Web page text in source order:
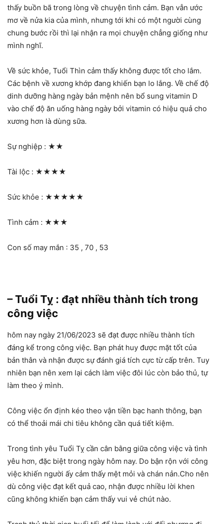
thấy buồn bã trong lòng về chuyện tình cảm. Bạn vẫn ước
mơ về nửa kia của mình, nhưng tới khi có một người cùng
chung bước rồi thì lại nhận ra mọi chuyện chẳng giống như
mình nghĩ.
Về sức khỏe, Tuổi Thìn cảm thấy không được tốt cho lắm.
Các bệnh về xương khớp đang khiến bạn lo lắng. Về chế độ
dinh dưỡng hàng ngày bản mệnh nên bổ sung vitamin D
vào chế độ ăn uống hàng ngày bởi vitamin có hiệu quả cho
xương hơn là dùng sữa.
Sự nghiệp : ★★
Tài lộc : ★★★★
Sức khỏe : ★★★★★
Tình cảm : ★★★
Con số may mắn : 35 , 70 , 53
– Tuổi Tỵ : đạt nhiều thành tích trong
công việc
hôm nay ngày 21/06/2023 sẽ đạt được nhiều thành tích
đáng kể trong công việc. Bạn phát huy được mặt tốt của
bản thân và nhận được sự đánh giá tích cực từ cấp trên. Tuy
nhiên bạn nên xem lại cách làm việc đôi lúc còn bảo thủ, tự
làm theo ý mình.
Công việc ổn định kéo theo vận tiền bạc hanh thông, bạn
có thể thoải mái chi tiêu không cần quá tiết kiệm.
Trong tình yêu Tuổi Tỵ cần cân bằng giữa công việc và tình
yêu hơn, đặc biệt trong ngày hôm nay. Do bận rộn với công
việc khiến người ấy cảm thấy mệt mỏi và chán nản.Cho nên
dù công việc đạt kết quả cao, nhận được nhiều lời khen
cũng không khiến bạn cảm thấy vui vẻ chút nào.